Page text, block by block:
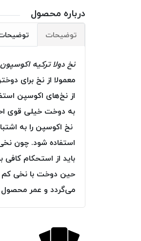
درباره محصول
توضیحات
نخ دولا ترکیه اکوسپون
معمولا از نخ برای
از نخ‌های اکوسپن
به دوخت خیلی قوی
نخ اکوسپن را به
استفاده شود. چون
باید از استحکام
حین دوخت با نخی کم
می‌گردد و عمر محصول